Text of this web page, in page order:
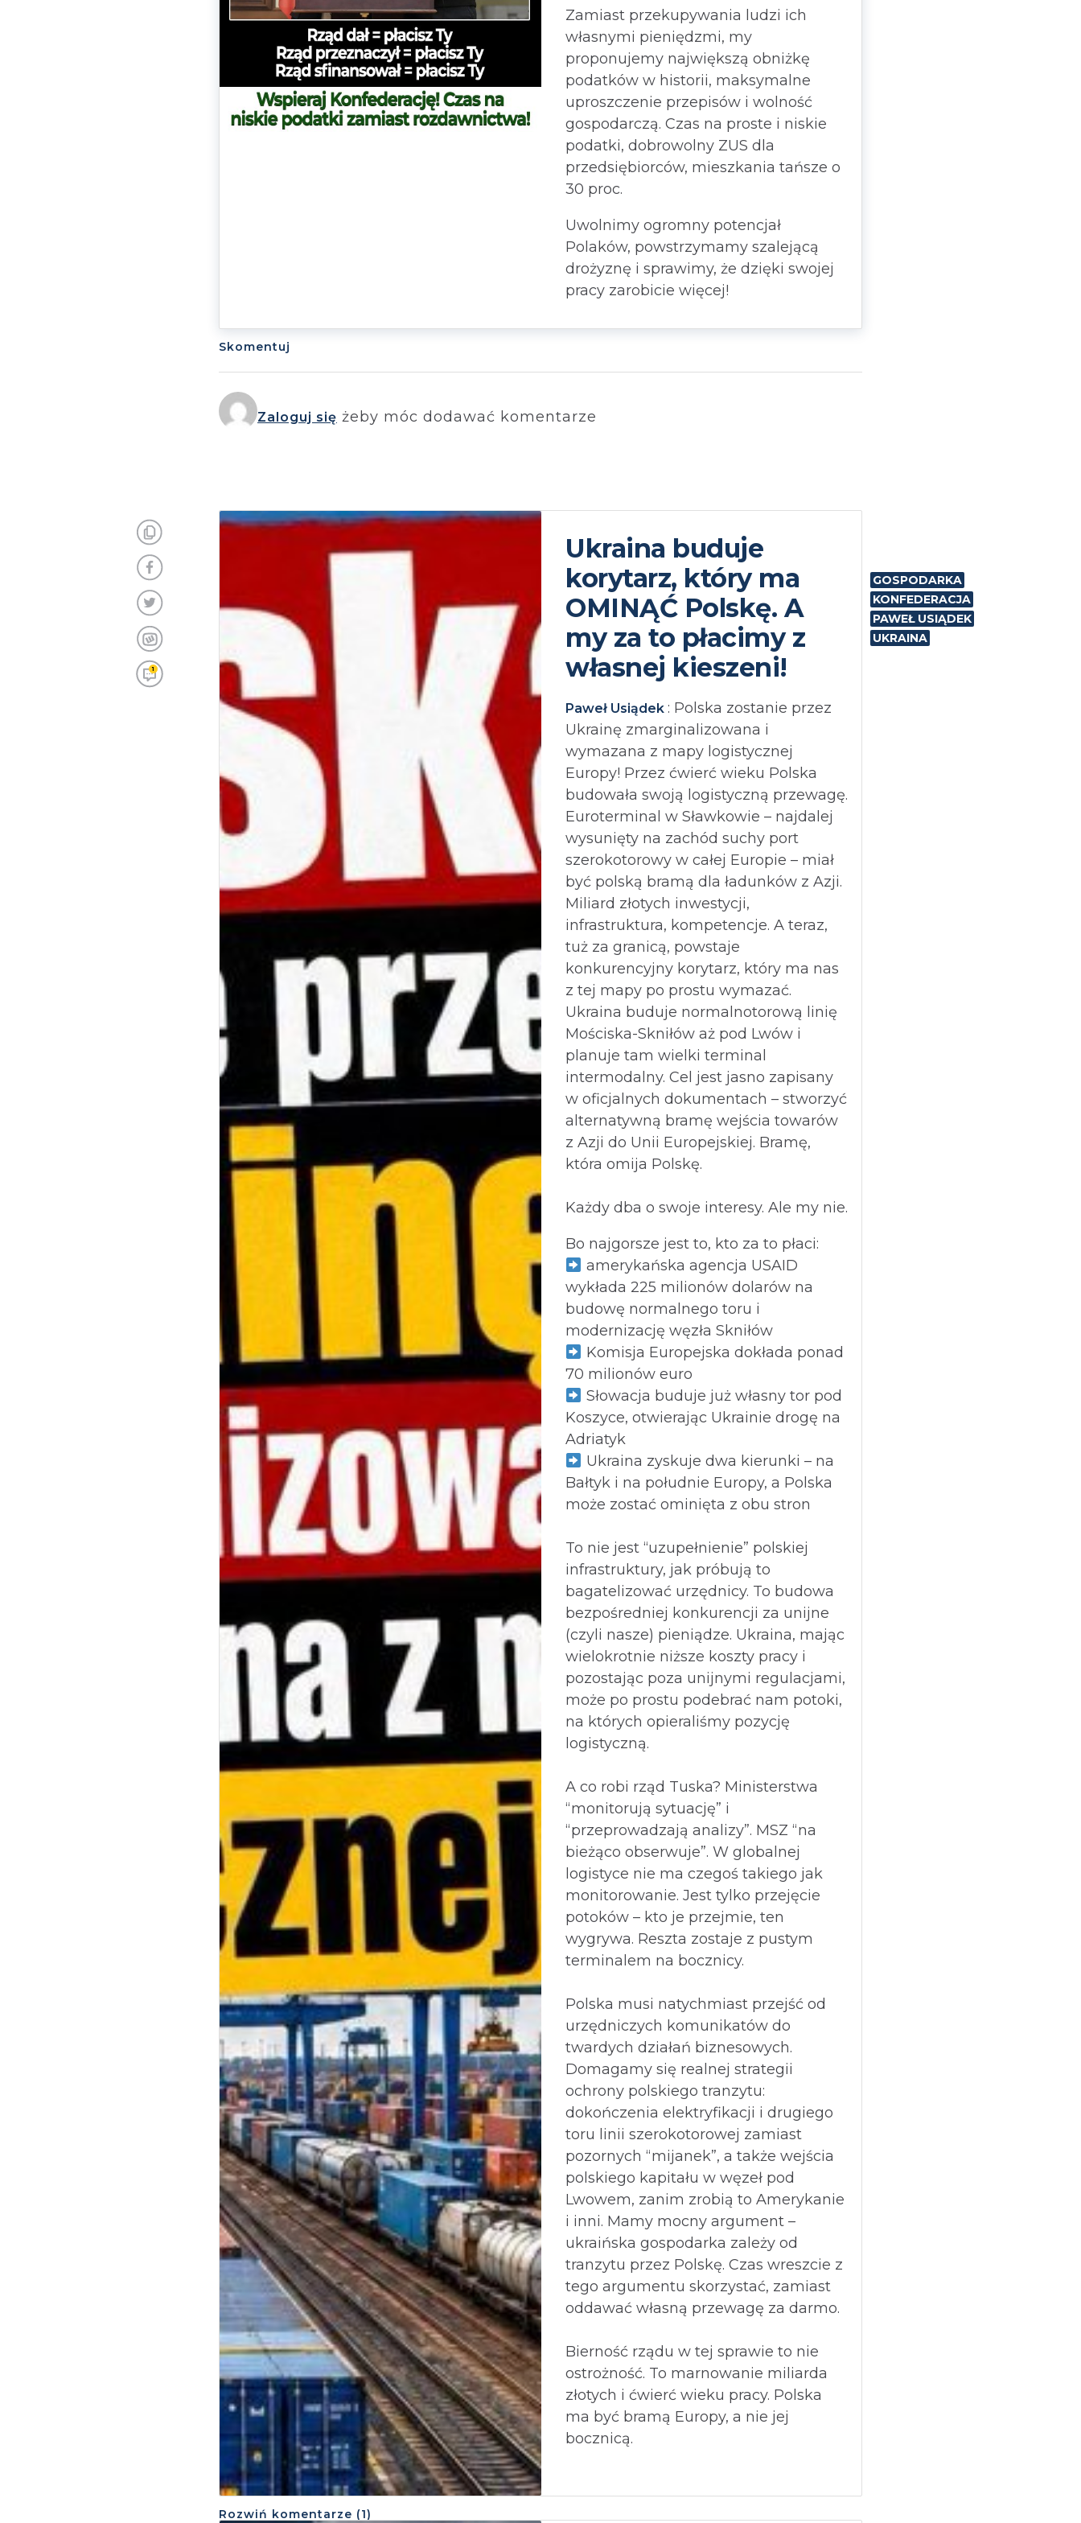
Zamiast przekupywania ludzi ich
własnymi pieniędzmi, my
proponujemy największą obniżkę
podatków w historii, maksymalne
uproszczenie przepisów i wolność
gospodarczą. Czas na proste i niskie
podatki, dobrowolny ZUS dla
przedsiębiorców, mieszkania tańsze o
30 proc.
Uwolnimy ogromny potencjał
Polaków, powstrzymamy szalejącą
drożyznę i sprawimy, że dzięki swojej
pracy zarobicie więcej!
Skomentuj
Zaloguj się żeby móc dodawać komentarze
Ukraina buduje
korytarz, który ma
OMINĄĆ Polskę. A
my za to płacimy z
własnej kieszeni!
Paweł Usiądek : Polska zostanie przez
Ukrainę zmarginalizowana i
wymazana z mapy logistycznej
Europy! Przez ćwierć wieku Polska
budowała swoją logistyczną przewagę.
Euroterminal w Sławkowie – najdalej
wysunięty na zachód suchy port
szerokotorowy w całej Europie – miał
być polską bramą dla ładunków z Azji.
Miliard złotych inwestycji,
infrastruktura, kompetencje. A teraz,
tuż za granicą, powstaje
konkurencyjny korytarz, który ma nas
z tej mapy po prostu wymazać.
Ukraina buduje normalnotorową linię
Mościska-Skniłów aż pod Lwów i
planuje tam wielki terminal
intermodalny. Cel jest jasno zapisany
w oficjalnych dokumentach – stworzyć
alternatywną bramę wejścia towarów
z Azji do Unii Europejskiej. Bramę,
która omija Polskę.
Każdy dba o swoje interesy. Ale my nie.
Bo najgorsze jest to, kto za to płaci:
amerykańska agencja USAID
wykłada 225 milionów dolarów na
budowę normalnego toru i
modernizację węzła Skniłów
Komisja Europejska dokłada ponad
70 milionów euro
Słowacja buduje już własny tor pod
Koszyce, otwierając Ukrainie drogę na
Adriatyk
Ukraina zyskuje dwa kierunki – na
Bałtyk i na południe Europy, a Polska
może zostać ominięta z obu stron
To nie jest “uzupełnienie” polskiej
infrastruktury, jak próbują to
bagatelizować urzędnicy. To budowa
bezpośredniej konkurencji za unijne
(czyli nasze) pieniądze. Ukraina, mając
wielokrotnie niższe koszty pracy i
pozostając poza unijnymi regulacjami,
może po prostu podebrać nam potoki,
na których opieraliśmy pozycję
logistyczną.
A co robi rząd Tuska? Ministerstwa
“monitorują sytuację” i
“przeprowadzają analizy”. MSZ “na
bieżąco obserwuje”. W globalnej
logistyce nie ma czegoś takiego jak
monitorowanie. Jest tylko przejęcie
potoków – kto je przejmie, ten
wygrywa. Reszta zostaje z pustym
terminalem na bocznicy.
Polska musi natychmiast przejść od
urzędniczych komunikatów do
twardych działań biznesowych.
Domagamy się realnej strategii
ochrony polskiego tranzytu:
dokończenia elektryfikacji i drugiego
toru linii szerokotorowej zamiast
pozornych “mijanek”, a także wejścia
polskiego kapitału w węzeł pod
Lwowem, zanim zrobią to Amerykanie
i inni. Mamy mocny argument –
ukraińska gospodarka zależy od
tranzytu przez Polskę. Czas wreszcie z
tego argumentu skorzystać, zamiast
oddawać własną przewagę za darmo.
Bierność rządu w tej sprawie to nie
ostrożność. To marnowanie miliarda
złotych i ćwierć wieku pracy. Polska
ma być bramą Europy, a nie jej
bocznicą.⁩
Rozwiń komentarze (1)
1
GOSPODARKA
KONFEDERACJA
PAWEŁ USIĄDEK
UKRAINA